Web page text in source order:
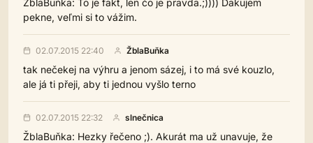
ŽblaBuňka: To je fakt, len čo je pravda.;)))) Ďakujem
pekne, veľmi si to vážim.
02.07.2015 22:40 ŽblaBuňka
tak nečekej na výhru a jenom sázej, i to má své kouzlo,
ale já ti přeji, aby ti jednou vyšlo terno
02.07.2015 22:32 slnečnica
ŽblaBuňka: Hezky řečeno ;). Akurát ma už unavuje, že